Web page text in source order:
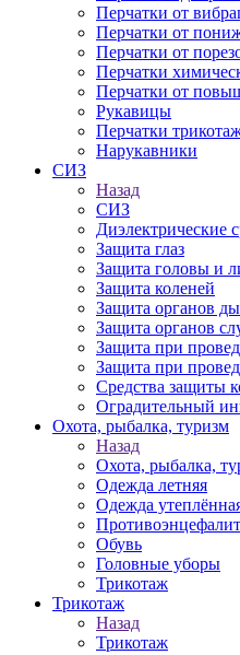
Перчатки от
Перчатки от
Перчатки от
Перчатки
Перчатки от
Рукавицы
Перчатки
Нарукавники
СИЗ
Назад
СИЗ
Диэлектрические
Защита глаз
Защита головы и
Защита коленей
Защита органов
Защита органов
Защита при
Защита при
Средства защиты
Оградительный
Охота, рыбалка, туризм
Назад
Охота, рыбалка,
Одежда летняя
Одежда
Обувь
Головные уборы
Трикотаж
Трикотаж
Назад
Трикотаж